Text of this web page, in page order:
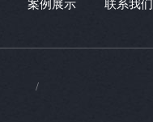
案例展示 联系我们